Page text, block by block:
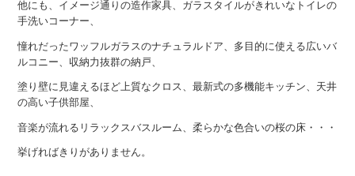
他にも、イメージ通りの造作家具、ガラスタイルがきれいなトイレの
手洗いコーナー、
憧れだったワッフルガラスのナチュラルドア、多目的に使える広いバ
ルコニー、収納力抜群の納戸、
塗り壁に見違えるほど上質なクロス、最新式の多機能キッチン、天井
の高い子供部屋、
音楽が流れるリラックスバスルーム、柔らかな色合いの桜の床・・・
挙げればきりがありません。